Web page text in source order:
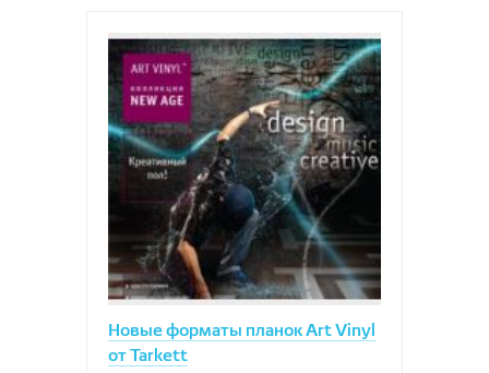
Новые форматы планок Art Vinyl
от Tarkett